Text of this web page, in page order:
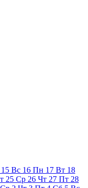
15 Вс 16 Пн 17 Вт 18
25 Ср 26 Чт 27 Пт 28